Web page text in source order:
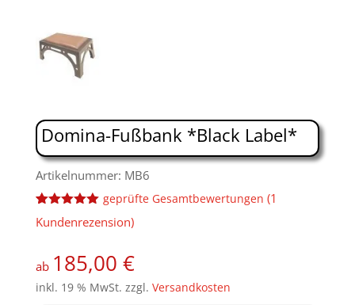
Domina-Fußbank *Black Label*
Artikelnummer: MB6
Bewertet
mit5.00
auf
2
Kundenbew
ertungen
geprüfte Gesamtbewertungen (1
Kundenrezension)
ab 185,00 €
inkl. 19 % MwSt. zzgl. Versandkosten